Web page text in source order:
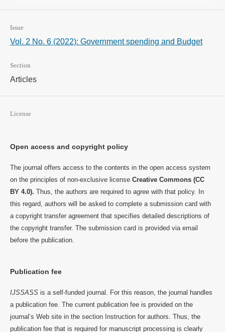
Issue
Vol. 2 No. 6 (2022): Government spending and Budget
Section
Articles
License
Open access and copyright policy
The journal offers access to the contents in the open access system
on the principles of non-exclusive license Creative Commons (CC
BY 4.0). Thus, the authors are required to agree with that policy. In
this regard, authors will be asked to complete a submission card with
a copyright transfer agreement that specifies detailed descriptions of
the copyright transfer. The submission card is provided via email
before the publication.
Publication fee
IJSSASSis a self-funded journal. For this reason, the journal handles
a publication fee. The current publication fee is provided on the
journal’s Web site in the section Instruction for authors. Thus, the
publication fee that is required for manuscript processing is clearly